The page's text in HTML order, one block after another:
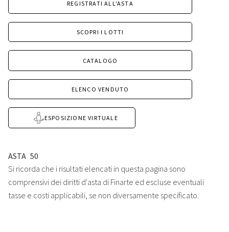
REGISTRATI ALL'ASTA
SCOPRI I LOTTI
CATALOGO
ELENCO VENDUTO
ESPOSIZIONE VIRTUALE
ASTA 50
Si ricorda che i risultati elencati in questa pagina sono
comprensivi dei diritti d'asta di Finarte ed escluse eventuali
tasse e costi applicabili, se non diversamente specificato.